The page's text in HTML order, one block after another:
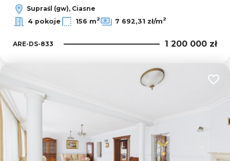
Supraśl (gw), Ciasne
4 pokoje
156 m2 7 692,31 zł/m2
ARE-DS-833 1 200 000 zł